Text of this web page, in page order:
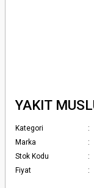
YAKIT
Kategori
Marka
Stok Kodu
Fiyat